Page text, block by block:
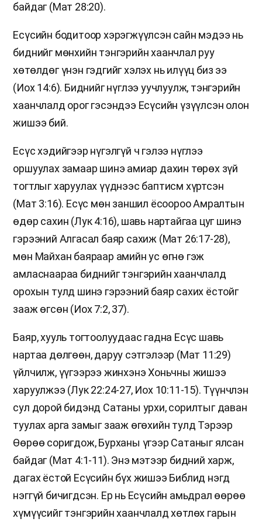
байдаг (Мат 28:20).
Есүсийн бодитоор хэрэгжүүлсэн сайн мэдээ нь
биднийг мөнхийн тэнгэрийн хаанчлал руу
хөтөлдөг үнэн гэдгийг хэлэх нь илүүц биз ээ
(Иох 14:6). Биднийг нүглээ уучлуулж, тэнгэрийн
хаанчлалд орог гэсэндээ Есүсийн үзүүлсэн олон
жишээ бий.
Есүс хэдийгээр нүгэлгүй ч гэлээ нүглээ
оршуулах замаар шинэ амиар дахин төрөх зүй
тогтлыг харуулах үүднээс баптисм хүртсэн
(Мат 3:16). Есүс мөн заншил ёсоороо Амралтын
өдөр сахин (Лук 4:16), шавь нартайгаа цуг шинэ
гэрээний Алгасал баяр сахиж (Мат 26:17-28),
мөн Майхан баяраар амийн ус өгнө гэж
амласнаараа биднийг тэнгэрийн хаанчлалд
орохын тулд шинэ гэрээний баяр сахих ёстойг
зааж өгсөн (Иох 7:2, 37).
Баяр, хууль тогтоолуудаас гадна Есүс шавь
нартаа дөлгөөн, даруу сэтгэлээр (Мат 11:29)
үйлчилж, үүгээрээ жинхэнэ Хоньчны жишээ
харуулжээ (Лук 22:24-27, Иох 10:11-15). Түүнчлэн
сул дорой бидэнд Сатаны урхи, сорилтыг даван
туулах арга замыг зааж өгөхийн тулд Тэрээр
Өөрөө соригдож, Бурханы үгээр Сатаныг ялсан
байдаг (Мат 4:1-11). Энэ мэтээр бидний харж,
дагах ёстой Есүсийн бүх жишээ Библид нэгд
нэггүй бичигдсэн. Ер нь Есүсийн амьдрал өөрөө
хүмүүсийг тэнгэрийн хаанчлалд хөтлөх гарын